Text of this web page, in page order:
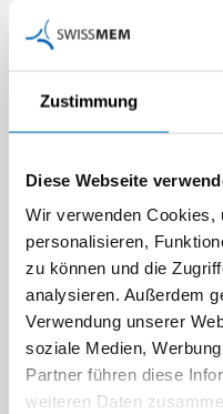
Zustimmung
Diese Webseite
Wir verwenden Cookies,
personalisieren,
zu können und die
analysieren. Außerdem
Verwendung unserer
soziale Medien,
Partner führen diese
weiteren Daten
Seit Anfang 2026 gelten im
paneuropäischen
Ursprungsregeln.